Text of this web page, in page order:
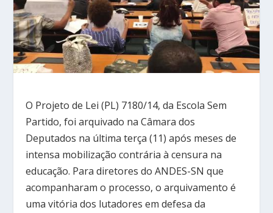
O Projeto de Lei (PL) 7180/14, da Escola Sem
Partido, foi arquivado na Câmara dos
Deputados na última terça (11) após meses de
intensa mobilização contrária à censura na
educação. Para diretores do ANDES-SN que
acompanharam o processo, o arquivamento é
uma vitória dos lutadores em defesa da